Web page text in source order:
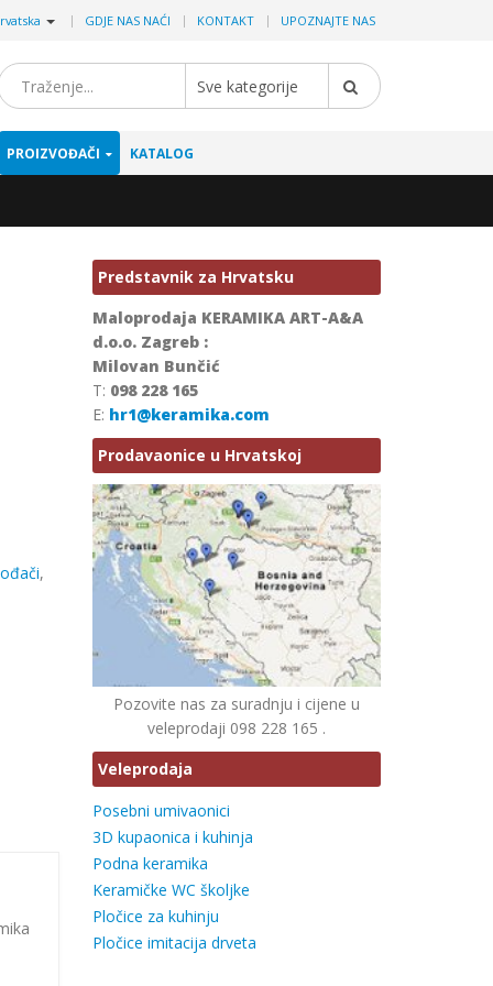
| GDJE NAS NAĆI KONTAKT UPOZNAJTE NAS
Sve kategorije
PROIZVOĐAČI KATALOG
,
Predstavnik za Hrvatsku
Maloprodaja KERAMIKA ART-A&A
d.o.o. Zagreb :
Milovan Bunčić
T: 098 228 165
E: hr1@keramika.com
Prodavaonice u Hrvatskoj
Pozovite nas za suradnju i cijene u
veleprodaji 098 228 165 .
Veleprodaja
Posebni umivaonici
3D kupaonica i kuhinja
Podna keramika
Keramičke WC školjke
Pločice za kuhinju
Pločice imitacija drveta